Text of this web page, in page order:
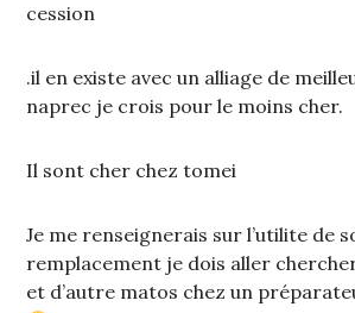
cession
.il en existe avec un alliage de
naprec je crois pour le moins cher.
Il sont cher chez tomei
Je me renseignerais sur l’utilite de
remplacement je dois aller
et d’autre matos chez un